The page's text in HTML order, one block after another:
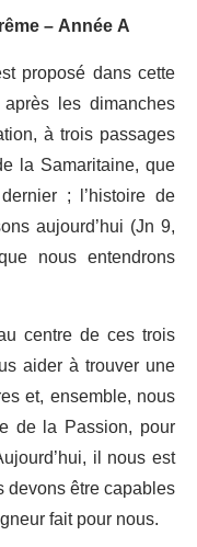
– Année A
proposé dans cette
les dimanches
à trois passages
la Samaritaine, que
; l’histoire de
aujourd’hui (Jn 9,
nous entendrons
centre de ces trois
aider à trouver une
et, ensemble, nous
de la Passion, pour
il nous est
être capables
fait pour nous.